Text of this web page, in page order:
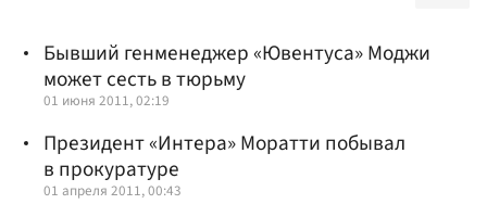
Бывший генменеджер «Ювентуса» Моджи
может сесть в тюрьму
01 июня 2011, 02:19
Президент «Интера» Моратти побывал
в прокуратуре
01 апреля 2011, 00:43